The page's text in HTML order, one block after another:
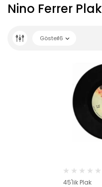
Nino Ferrer Plak
Göster16
45'lik Plak